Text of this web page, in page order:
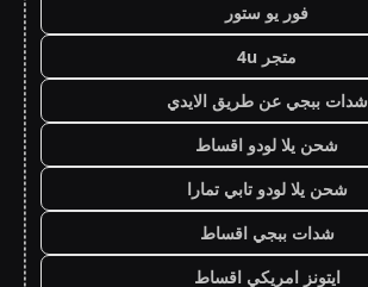
فور يو ستور
متجر 4u
شدات ببجي عن طريق الايدي
شحن يلا لودو اقساط
شحن يلا لودو تابي تمارا
شدات ببجي اقساط
ايتونز امريكي اقساط